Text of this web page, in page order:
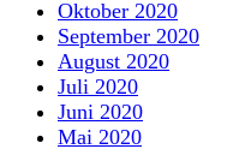
Oktober 2020
September 2020
August 2020
Juli 2020
Juni 2020
Mai 2020